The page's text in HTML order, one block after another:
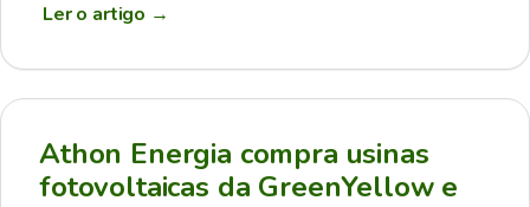
Ler o artigo →
Athon Energia compra usinas
fotovoltaicas da GreenYellow e